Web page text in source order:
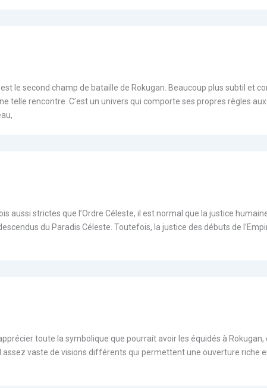
le second champ de bataille de Rokugan. Beaucoup plus subtil et
telle rencontre. C’est un univers qui comporte ses propres règles
aussi strictes que l’Ordre Céleste, il est normal que la justice
du Paradis Céleste. Toutefois, la justice des débuts de
toute la symbolique que pourrait avoir les équidés à
vaste de visions différents qui permettent une ouverture riche